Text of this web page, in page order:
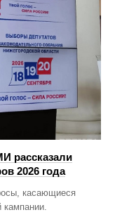
рассказали
2026 года
касающиеся
кампании.